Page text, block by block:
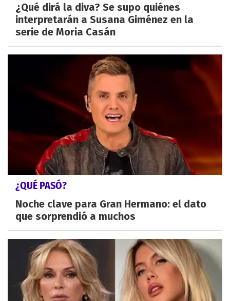
¿Qué dirá la diva? Se supo quiénes
interpretarán a Susana Giménez en la
serie de Moria Casán
¿QUÉ PASÓ?
Noche clave para Gran Hermano: el dato
que sorprendió a muchos